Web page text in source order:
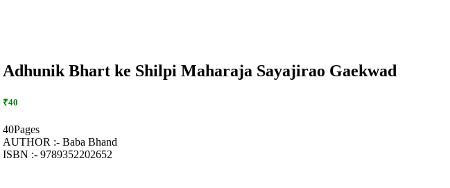
Adhunik Bhart ke Shilpi Maharaja Sayajirao Gaekwad
₹40
40Pages
AUTHOR :- Baba Bhand
ISBN :- 9789352202652